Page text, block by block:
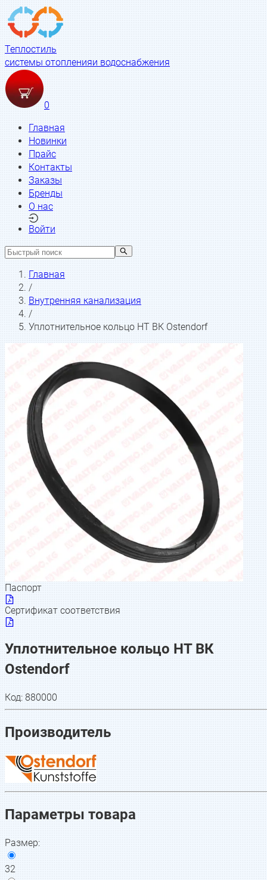
Теплостиль
системы отопленияи водоснабжения
0
Главная
Новинки
Прайс
Контакты
Заказы
Бренды
О нас
Войти
Главная
/
Внутренняя канализация
/
Уплотнительное кольцо HT ВК Ostendorf
Паспорт
Сертификат соответствия
Уплотнительное кольцо HT ВК
Ostendorf
Код:880000
Производитель
Параметры товара
Размер:
32